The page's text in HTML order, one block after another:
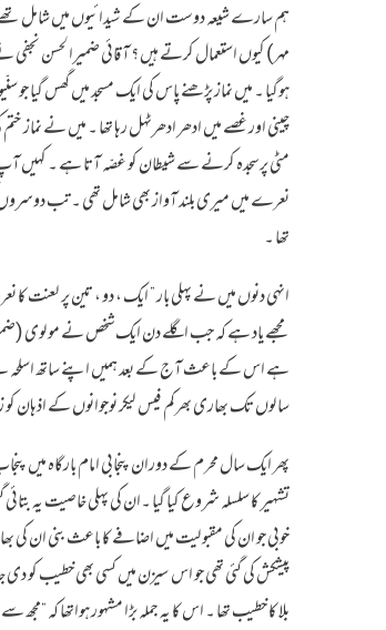
ہم سارے شیعہ دوست ان کے شیدائیوں میں شامل
مہر) کیوں استعمال کرتے ہیں ؟ آقائی ضمیرالحسن
ہوگیا ۔ میں نماز پڑھنے پاس کی ایک مسجد میں گھس گیا
چینی اور غصے میں ادھر ادھرٹہل رہا تھا ۔ میں نے نماز
مٹی پر سجدہ کرنے سے شیطان کو غصّہ آتا ہے ۔ کہیں آپ
نعرے میں میری بلند آواز بھی شامل تھی ۔ تب
تھا ۔
انہی دنوں میں نے پہلی بار ” ایک ، دو ، تین پر لعنت کا
مجھے یاد ہے کہ جب اگلے دن ایک شخص نے مولوی
ہے اس کے باعث آج کے بعد ہمیں اپنے ساتھ اسلحہ لے
سالوں تک بھاری بھرکم فیس لیکر نوجوانوں کے اذہان
پھر ایک سال محرم کے دوران پنجابی امام بارگاہ
تشہیر کا سلسلہ شروع کیا گیا ۔ان کی پہلی خاصیت یہ
پیشکش کی گئی تھی جو اس سیزن میں کسی بھی خطیب کو
بلا کا خطیب تھا ۔ اس کا یہ جملہ بڑا مشہور ہواتھا کہ “مجھ سے پوچھو میں بتاتا